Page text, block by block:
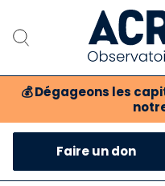
💰 Dégageons les
Notre
Notre
Faire un don